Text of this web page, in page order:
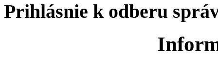
Prihlásnie k odberu